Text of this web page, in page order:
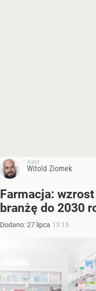
Autor:
Witold Ziomek
Farmacja:
branżę do 2030
Dodano:27 lipca 13:15